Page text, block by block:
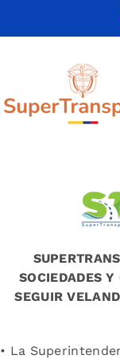
SOCIEDADES
SEGUIR
• La